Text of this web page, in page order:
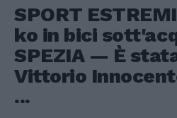
SPORT
ko in bici
SPEZIA — È
Vittorio
...